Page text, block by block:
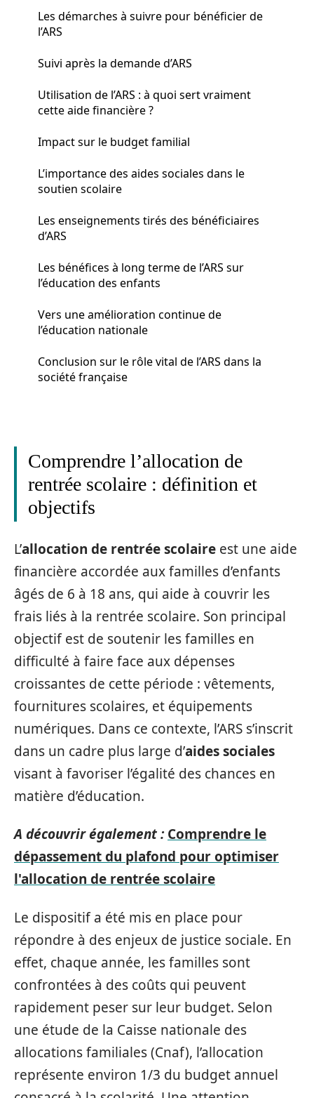
Les démarches à suivre pour bénéficier de
l’ARS
Suivi après la demande d’ARS
Utilisation de l’ARS : à quoi sert vraiment
cette aide financière ?
Impact sur le budget familial
L’importance des aides sociales dans le
soutien scolaire
Les enseignements tirés des bénéficiaires
d’ARS
Les bénéfices à long terme de l’ARS sur
l’éducation des enfants
Vers une amélioration continue de
l’éducation nationale
Conclusion sur le rôle vital de l’ARS dans la
société française
Comprendre l’allocation de
rentrée scolaire : définition et
objectifs
L’allocation de rentrée scolaire est une aide
financière accordée aux familles d’enfants
âgés de 6 à 18 ans, qui aide à couvrir les
frais liés à la rentrée scolaire. Son principal
objectif est de soutenir les familles en
difficulté à faire face aux dépenses
croissantes de cette période : vêtements,
fournitures scolaires, et équipements
numériques. Dans ce contexte, l’ARS s’inscrit
dans un cadre plus large d’aides sociales
visant à favoriser l’égalité des chances en
matière d’éducation.
A découvrir également : Comprendre le
dépassement du plafond pour optimiser
l'allocation de rentrée scolaire
Le dispositif a été mis en place pour
répondre à des enjeux de justice sociale. En
effet, chaque année, les familles sont
confrontées à des coûts qui peuvent
rapidement peser sur leur budget. Selon
une étude de la Caisse nationale des
allocations familiales (Cnaf), l’allocation
représente environ 1/3 du budget annuel